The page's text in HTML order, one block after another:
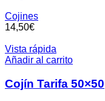
Cojines
€
Vista rápida
Añadir al carrito
Cojín Tarifa 50×50